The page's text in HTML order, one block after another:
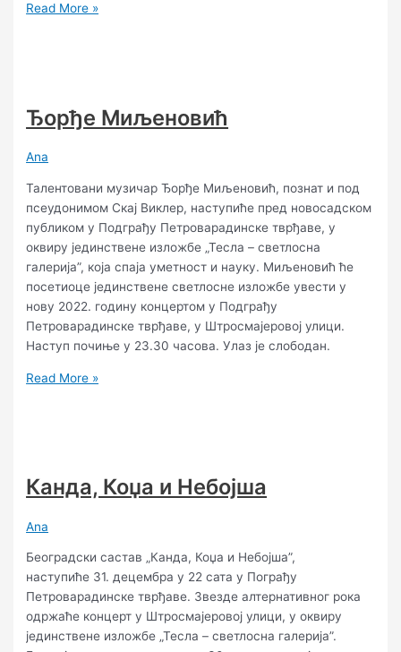
Read More »
Ђорђе Миљеновић
Ana
Талентовани музичар Ђорђе Миљеновић, познат и под
псеудонимом Скај Виклер, наступиће пред новосадском
публиком у Подграђу Петроварадинске тврђаве, у
оквиру јединствене изложбе „Тесла – светлосна
галерија”, која спаја уметност и науку. Миљеновић ће
посетиоце јединствене светлосне изложбе увести у
нову 2022. годину концертом у Подграђу
Петроварадинске тврђаве, у Штросмајеровој улици.
Наступ почиње у 23.30 часова. Улаз је слободан.
Read More »
Канда, Коџа и Небојша
Ana
Београдски састав „Канда, Коџа и Небојша”,
наступиће 31. децембра у 22 сата у Пограђу
Петроварадинске тврђаве. Звезде алтернативног рока
одржаће концерт у Штросмајеровој улици, у оквиру
јединствене изложбе „Тесла – светлосна галерија”.